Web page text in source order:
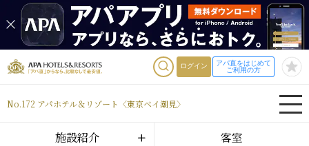
ログイン
アパ直をはじめて
ご利用の方
No.172 アパホテル＆リゾート〈東京ベイ潮見〉
施設紹介 客室